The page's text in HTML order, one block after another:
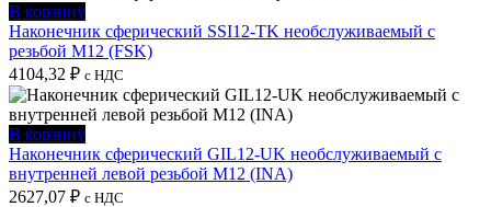
В корзину
Наконечник сферический SSI12-TK необслуживаемый с
резьбой M12 (FSK)
4104,32 ₽ с НДС
В корзину
Наконечник сферический GIL12-UK необслуживаемый с
внутренней левой резьбой M12 (INA)
2627,07 ₽ с НДС